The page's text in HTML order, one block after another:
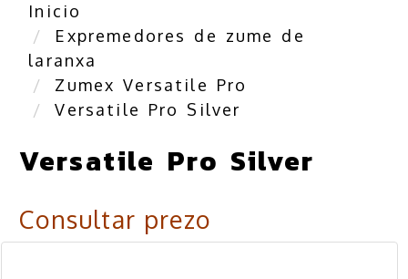
Inicio
Expremedores de zume de
laranxa
Zumex Versatile Pro
Versatile Pro Silver
Versatile Pro Silver
Consultar prezo